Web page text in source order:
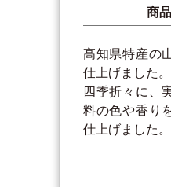
商
高知県特産の
仕上げました。
四季折々に、
料の色や香り
仕上げました。